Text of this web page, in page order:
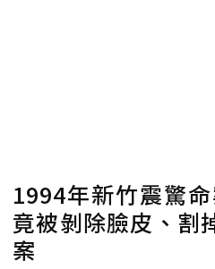
1994年新竹震驚
竟被剝除臉皮、割
案